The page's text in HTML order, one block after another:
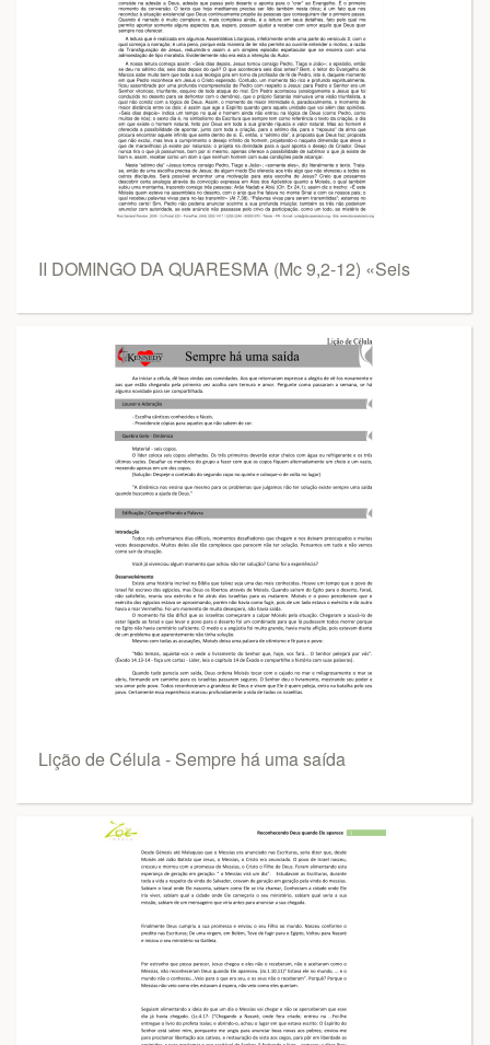
II DOMINGO DA QUARESMA (Mc 9,2-12) «Seis
Lição de Célula - Sempre há uma saída